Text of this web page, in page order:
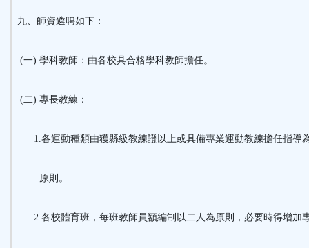
九、師資遴聘如下：
(一) 學科教師：由各校具合格學科教師擔任。
(二) 專長教練：
1.各運動種類由獲縣級教練證以上或具備專業運動教練擔任指導
原則。
2.各校體育班，每班教師員額編制以二人為原則，必要時得增加